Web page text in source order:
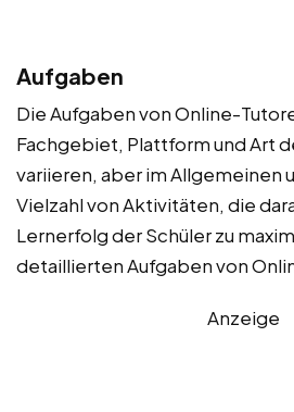
Aufgaben
Die Aufgaben von Online-
Fachgebiet, Plattform und Art
variieren, aber im Allgemeinen
Vielzahl von Aktivitäten, die
Lernerfolg der Schüler zu
detaillierten Aufgaben von
Anzeige